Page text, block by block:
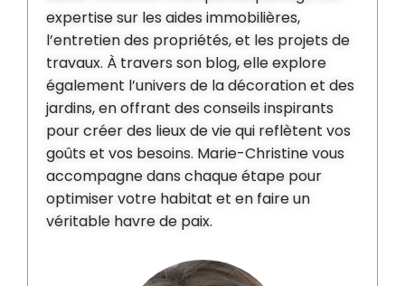
expertise sur les aides immobilières,
l’entretien des propriétés, et les projets de
travaux. À travers son blog, elle explore
également l’univers de la décoration et des
jardins, en offrant des conseils inspirants
pour créer des lieux de vie qui reflètent vos
goûts et vos besoins. Marie-Christine vous
accompagne dans chaque étape pour
optimiser votre habitat et en faire un
véritable havre de paix.